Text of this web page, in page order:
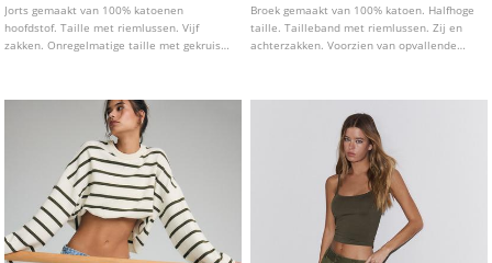
Jorts gemaakt van 100% katoenen
hoofdstof. Taille met riemlussen. Vijf
zakken. Onregelmatige taille met gekruiste
Broek gemaakt van 100% katoen. Halfhoge
taille. Tailleband met riemlussen. Zij en
achterzakken. Voorzien van opvallende